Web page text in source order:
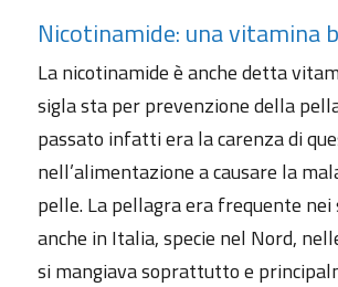
Nicotinamide: una vitamina
La nicotinamide è anche detta
sigla sta per prevenzione della
passato infatti era la carenza di
nell’alimentazione a causare la
pelle. La pellagra era frequente nei
anche in Italia, specie nel Nord,
si mangiava soprattutto e